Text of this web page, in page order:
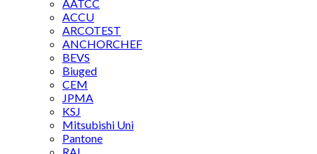
AATCC
ACCU
ARCOTEST
ANCHORCHEF
BEVS
Biuged
CEM
JPMA
KSJ
Mitsubishi Uni
Pantone